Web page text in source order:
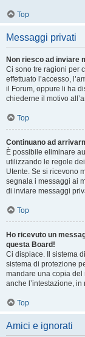
Top
Messaggi privati
Non riesco ad inviare
Ci sono tre ragioni per
effettuato l’accesso,
il Forum, oppure li ha
chiederne il motivo
Top
Continuano ad
È possibile eliminare
utilizzando le regole
Utente. Se si ricevono
segnala i messaggi ai
di inviare messaggi
Top
Ho ricevuto un
questa Board!
Ci dispiace. Il sistema
sistema di protezione
mandare una copia del
anche l’intestazione,
Top
Amici e ignorati